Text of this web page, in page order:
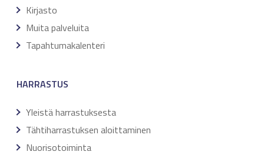
Kirjasto
Muita palveluita
Tapahtumakalenteri
HARRASTUS
Yleistä harrastuksesta
Tähtiharrastuksen aloittaminen
Nuorisotoiminta